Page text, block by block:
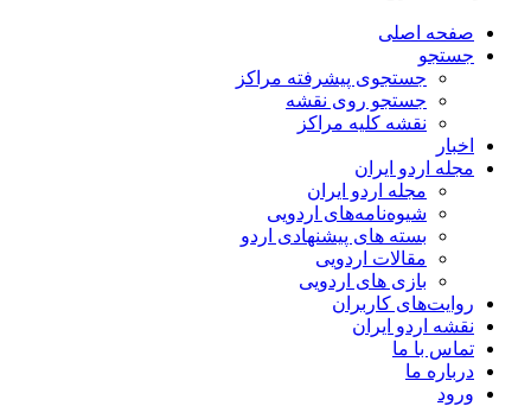
صفحه اصلی
جستجو
جستجوی پیشرفته مراکز
جستجو روی نقشه
نقشه کلیه مراکز
اخبار
مجله اردو ایران
مجله اردو ایران
شیوه‌نامه‌های اردویی
بسته های پیشنهادی اردو
مقالات اردویی
بازی های اردویی
روایت‌های کاربران
نقشه اردو ایران
تماس با ما
درباره ما
ورود